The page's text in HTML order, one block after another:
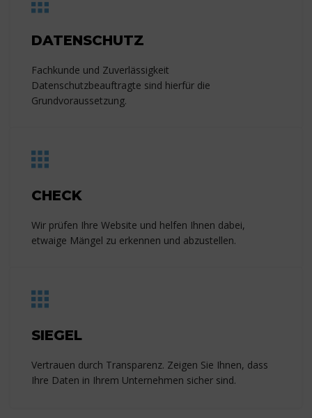
DATENSCHUTZ
Fachkunde und Zuverlässigkeit
Datenschutzbeauftragte sind hierfür die
Grundvoraussetzung.
CHECK
Wir prüfen Ihre Website und helfen Ihnen dabei,
etwaige Mängel zu erkennen und abzustellen.
SIEGEL
Vertrauen durch Transparenz. Zeigen Sie Ihnen, dass
Ihre Daten in Ihrem Unternehmen sicher sind.